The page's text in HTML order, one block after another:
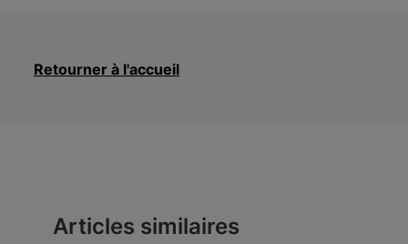
Retourner à l'accueil
Articles similaires